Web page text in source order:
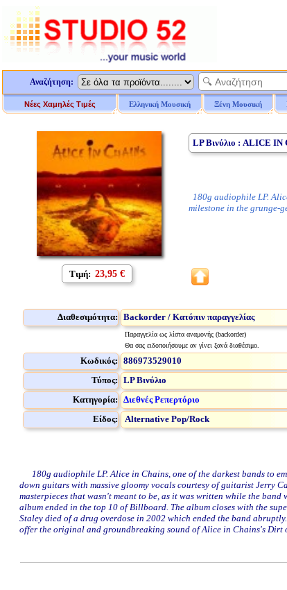
Αναζήτηση:
Νέες Χαμηλές Τιμές Ελληνική Μουσική Ξένη Μουσική
Τιμή: 23,95 €
LP Βινύλιο : ALICE
180g audiophile LP.
milestone in the grunge-
Διαθεσιμότητα: Backorder / Κατόπιν παραγγελίας
Παραγγελία ως λίστα αναμονής (backorder)
Θα σας ειδοποιήσουμε αν γίνει ξανά διαθέσιμο.
Κωδικός: 886973529010
Τύπος: LP Βινύλιο
Κατηγορία: Διεθνές Ρεπερτόριο
Είδος:
Alternative Pop/Rock
180g audiophile LP. Alice in Chains, one of the darkest bands to
down guitars with massive gloomy vocals courtesy of guitarist Jerry
masterpieces that wasn't meant to be, as it was written while the
album ended in the top 10 of Billboard. The album closes with the
Staley died of a drug overdose in 2002 which ended the band
offer the original and groundbreaking sound of Alice in Chains's Dirt